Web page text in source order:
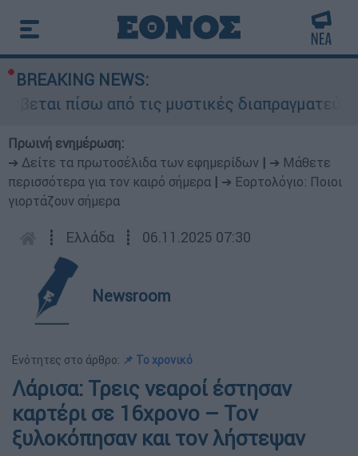
BREAKING NEWS:
πίσω από τις μυστικές διαπραγματεύσεις
Πρωινή ενημέρωση:
➔ Δείτε τα πρωτοσέλιδα των εφημερίδων
➔ Μάθετε
περισσότερα για τον καιρό σήμερα
➔ Εορτολόγιο: Ποιοι
γιορτάζουν σήμερα
┋ Ελλάδα ┋ 06.11.2025 07:30
Newsroom
Ενότητες στο άρθρο: 📌 To χρονικό
Λάρισα: Τρεις νεαροί έστησαν
καρτέρι σε 16χρονο – Τον
ξυλοκόπησαν και τον λήστεψαν